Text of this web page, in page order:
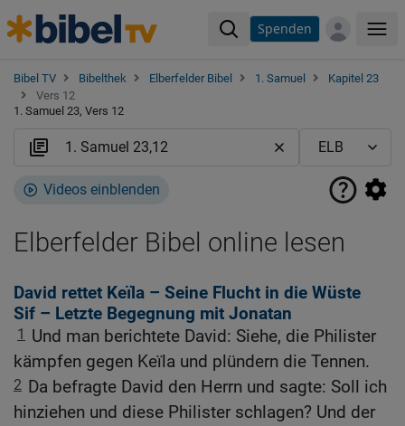
Spenden
Bibel TV Bibelthek Elberfelder Bibel 1. Samuel
Kapitel 23
Vers 12
1. Samuel 23, Vers 12
Videos einblenden
Elberfelder Bibel online lesen
David rettet Keïla – Seine Flucht in die Wüste
Sif – Letzte Begegnung mit Jonatan
1
Und man berichtete David: Siehe, die Philister
kämpfen gegen Keïla und plündern die Tennen.
2 Da befragte David den Herrn und sagte: Soll ich
hinziehen und diese Philister schlagen? Und der